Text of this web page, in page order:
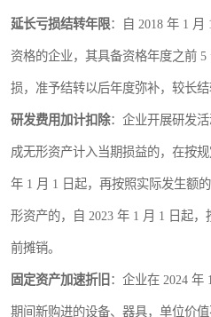
延长亏损结转年限：自 2018 年 1
资格的企业，其具备资格年度之前
损，准予结转以后年度弥补，较长结
研发费用加计扣除：企业开展研发
成无形资产计入当期损益的，在按
年 1 月 1 日起，再按照实际发生额
形资产的，自 2023 年 1 月 1 日起
前摊销。
固定资产加速折旧 ：企业在 2024 年
期间新购进的设备、器具，单位价